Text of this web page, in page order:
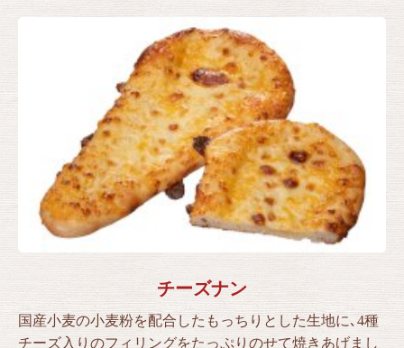
チーズナン
国産小麦の小麦粉を配合したもっちりとした生地に､4種
チーズ入りのフィリングをたっぷりのせて焼きあげまし